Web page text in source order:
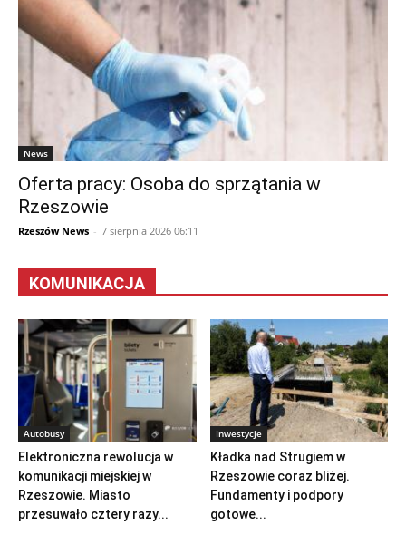
News
Oferta pracy: Osoba do sprzątania w
Rzeszowie
Rzeszów News - 7 sierpnia 2026 06:11
KOMUNIKACJA
Autobusy
Elektroniczna rewolucja w
komunikacji miejskiej w
Rzeszowie. Miasto
przesuwało cztery razy...
Inwestycje
Kładka nad Strugiem w
Rzeszowie coraz bliżej.
Fundamenty i podpory
gotowe...